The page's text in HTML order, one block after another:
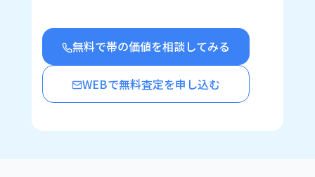
無料で帯の価値を相談してみる
WEBで無料査定を申し込む